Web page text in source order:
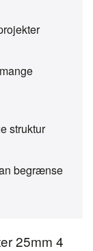
25mm 4
struktur
begrænse